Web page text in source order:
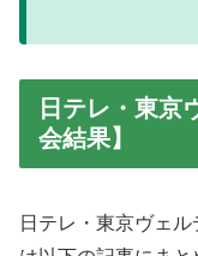
日テレ・東京
会結果】
日テレ・東京ヴェ